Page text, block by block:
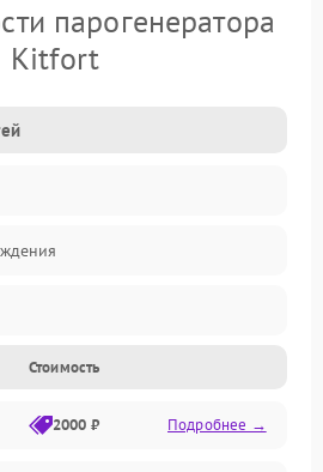
парогенератора
Kitfort
Стоимость
2000 ₽ Подробнее →